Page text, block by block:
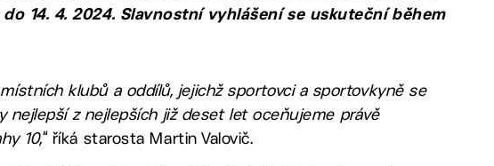
14. 4. 2024. Slavnostní vyhlášení se uskuteční během
klubů a oddílů, jejichž sportovci a sportovkyně se
z nejlepších již deset let oceňujeme právě
10,“ říká starosta Martin Valovič.